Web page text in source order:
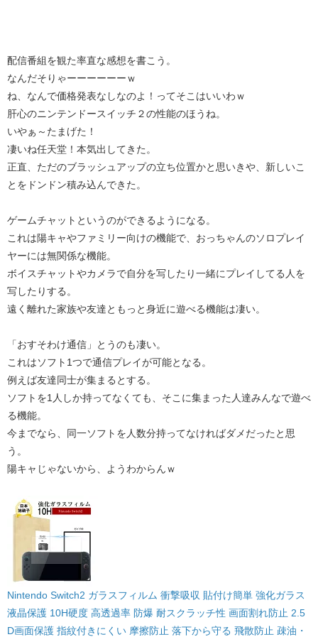
配信番組を観た率直な感想を書こう。
なんだそりゃーーーーーーｗ
ね、なんで価格発表なしなのよ！ってそこはいいわｗ
肝心のニンテンドースイッチ２の性能のほうね。
いやぁ～たまげた！
凄いね任天堂！本気出してきた。
正直、ただのブラッシュアップの立ち位置かと思いきや、新しいこ
とをドンドン積み込んできた。
ゲームチャットというのができるようになる。
これは陽キャやファミリー向けの機能で、おっちゃんのソロプレイ
ヤーには無関係な機能。
ボイスチャットやカメラで自分を写したり一緒にプレイしてる人を
写したりする。
遠く離れた家族や友達ともっと身近に遊べる機能は凄い。
「おすそわけ通信」とうのも凄い。
これはソフト1つで通信プレイが可能となる。
例えば友達同士が集まるとする。
ソフトを1人しか持ってなくても、そこに集まった人達みんなで遊べ
る機能。
今までなら、同一ソフトを人数分持ってなければダメだったと思
う。
陽キャじゃないから、ようわからんｗ
Nintendo Switch2 ガラスフィルム 衝撃吸収 貼付け簡単 強化ガラス
液晶保護 10H硬度 高透過率 防爆 耐スクラッチ性 画面割れ防止 2.5
D画面保護 指紋付きにくい 摩擦防止 落下から守る 飛散防止 疎油・